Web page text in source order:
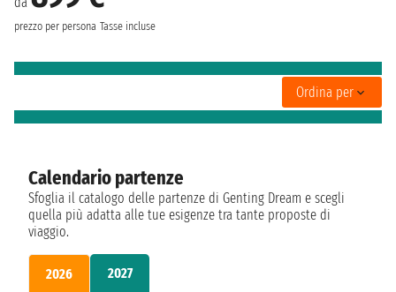
prezzo per persona Tasse incluse
Ordina per
Calendario partenze
Sfoglia il catalogo delle partenze di Genting Dream e scegli
quella più adatta alle tue esigenze tra tante proposte di
viaggio.
2026 2027